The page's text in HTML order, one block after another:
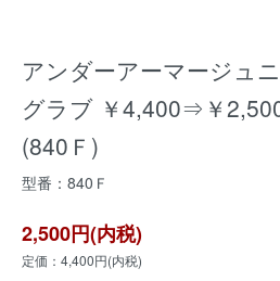
アンダーアーマージュ
グラブ ￥4,400⇒￥
(840Ｆ)
型番：840Ｆ
2,500円(内税)
定価：4,400円(内税)